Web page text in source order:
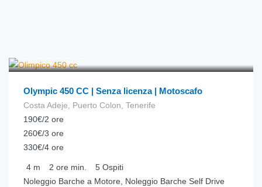
Olympic 450 CC | Senza licenza | Motoscafo
Costa Adeje, Puerto Colon, Tenerife
190€/2 ore
260€/3 ore
330€/4 ore
4 m 2 ore min. 5 Ospiti
Noleggio Barche a Motore, Noleggio Barche Self Drive